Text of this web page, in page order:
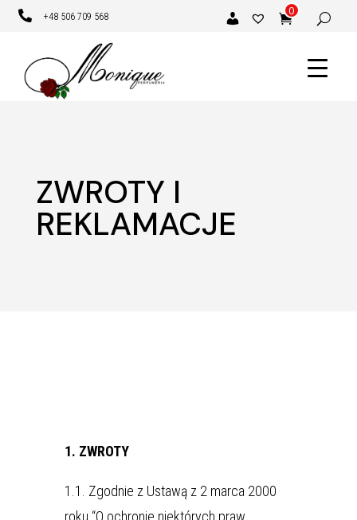
 +48 506 709 568 0
ZWROTY I
REKLAMACJE
1. ZWROTY
1.1. Zgodnie z Ustawą z 2 marca 2000
roku “O ochronie niektórych praw